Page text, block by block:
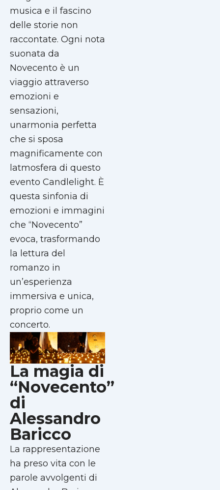
musica e il fascino
delle storie non
raccontate. Ogni nota
suonata da
Novecento è un
viaggio attraverso
emozioni e
sensazioni,
unarmonia perfetta
che si sposa
magnificamente con
latmosfera di questo
evento Candlelight. È
questa sinfonia di
emozioni e immagini
che “Novecento”
evoca, trasformando
la lettura del
romanzo in
un’esperienza
immersiva e unica,
proprio come un
concerto.
La magia di
“Novecento”
di
Alessandro
Baricco
La rappresentazione
ha preso vita con le
parole avvolgenti di